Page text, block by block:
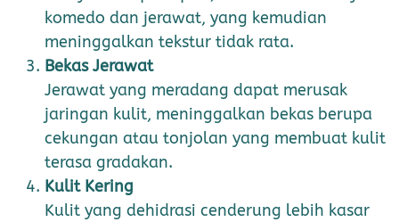
komedo dan jerawat, yang kemudian
meninggalkan tekstur tidak rata.
Bekas Jerawat
Jerawat yang meradang dapat merusak
jaringan kulit, meninggalkan bekas berupa
cekungan atau tonjolan yang membuat kulit
terasa gradakan.
Kulit Kering
Kulit yang dehidrasi cenderung lebih kasar